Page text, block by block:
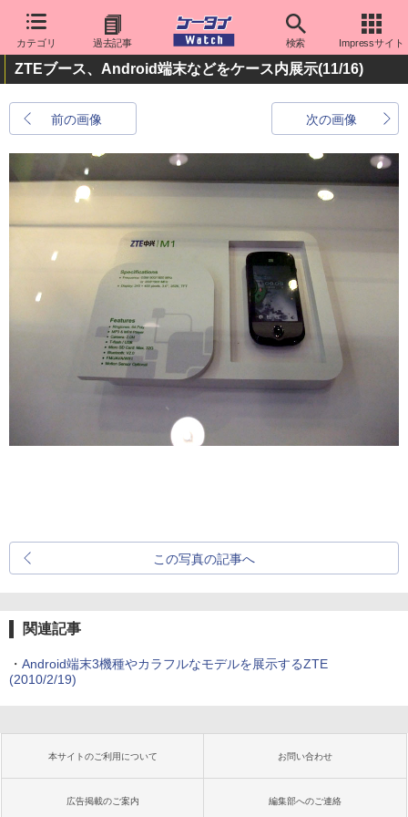
カテゴリ 過去記事 検索 Impressサイト
ZTEブース、Android端末などをケース内展示(11/16)
前の画像 次の画像
この写真の記事へ
関連記事
・ Android端末3機種やカラフルなモデルを展示するZTE
(2010/2/19)
本サイトのご利用について お問い合わせ
広告掲載のご案内 編集部へのご連絡